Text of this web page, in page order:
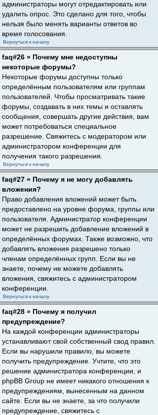
администраторы могут отредактировать или
удалить опрос. Это сделано для того, чтобы
нельзя было менять варианты ответов во
время голосования.
Вернуться к началу
faq#26 » Почему мне недоступны
некоторые форумы?
Некоторые форумы доступны только
определённым пользователям или группам
пользователей. Чтобы просматривать такие
форумы, создавать в них темы и оставлять
сообщения, совершать другие действия, вам
может потребоваться специальное
разрешение. Свяжитесь с модератором или
администратором конференции для
получения такого разрешения.
Вернуться к началу
faq#27 » Почему я не могу добавлять
вложения?
Право добавления вложений может быть
предоставлено на уровне форума, группы или
пользователя. Администратор конференции
может не разрешить добавление вложений в
определённых форумах. Также возможно, что
добавлять вложения разрешено только
членам определённых групп. Если вы не
знаете, почему не можете добавлять
вложения, свяжитесь с администратором
конференции.
Вернуться к началу
faq#28 » Почему я получил
предупреждение?
На каждой конференции администраторы
устанавливают свой собственный свод правил.
Если вы нарушили правило, вы можете
получить предупреждение. Учтите, что это
решение администратора конференции, и
phpBB Group не имеет никакого отношения к
предупреждениям, вынесенным на данном
сайте. Если вы не знаете, за что получили
предупреждение, свяжитесь с